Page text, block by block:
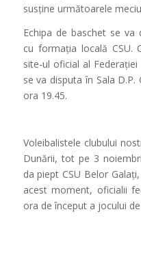
susține următoarele
Echipa de baschet se va
cu formația locală CSU.
site-ul oficial al
se va disputa în Sala
ora 19.45.
Voleibalistele clubului
Dunării, tot pe 3
da piept CSU Belor
acest moment, oficialii
ora de început a jocului